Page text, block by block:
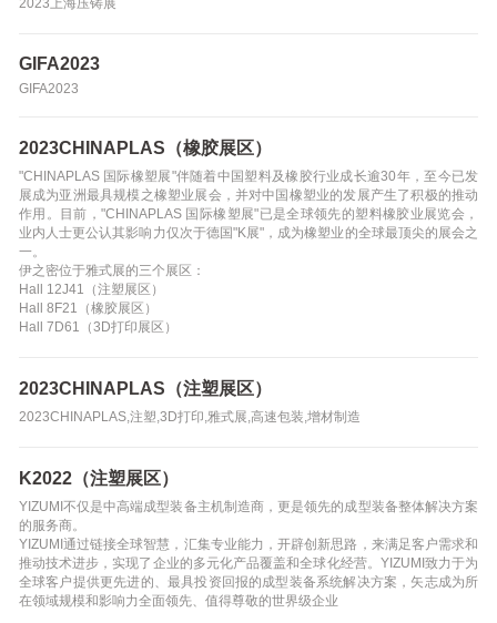
2023上海压铸展
GIFA2023
GIFA2023
2023CHINAPLAS（橡胶展区）
"CHINAPLAS 国际橡塑展"伴随着中国塑料及橡胶行业成长逾30年，至今已发
展成为亚洲最具规模之橡塑业展会，并对中国橡塑业的发展产生了积极的推动
作用。目前，"CHINAPLAS 国际橡塑展"已是全球领先的塑料橡胶业展览会，
业内人士更公认其影响力仅次于德国"K展"，成为橡塑业的全球最顶尖的展会之
一。
伊之密位于雅式展的三个展区：
Hall 12J41（注塑展区）
Hall 8F21（橡胶展区）
Hall 7D61（3D打印展区）
2023CHINAPLAS（注塑展区）
2023CHINAPLAS,注塑,3D打印,雅式展,高速包装,增材制造
K2022（注塑展区）
YIZUMI不仅是中高端成型装备主机制造商，更是领先的成型装备整体解决方案
的服务商。
YIZUMI通过链接全球智慧，汇集专业能力，开辟创新思路，来满足客户需求和
推动技术进步，实现了企业的多元化产品覆盖和全球化经营。YIZUMI致力于为
全球客户提供更先进的、最具投资回报的成型装备系统解决方案，矢志成为所
在领域规模和影响力全面领先、值得尊敬的世界级企业